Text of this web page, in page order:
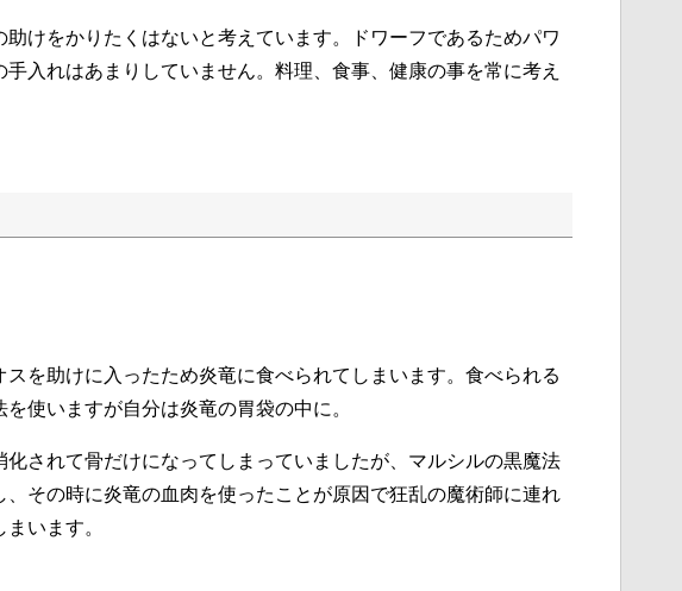
けをかりたくはないと考えています。ドワーフであるためパワ
入れはあまりしていません。料理、食事、健康の事を常に考え
を助けに入ったため炎竜に食べられてしまいます。食べられる
使いますが自分は炎竜の胃袋の中に。
されて骨だけになってしまっていましたが、マルシルの黒魔法
その時に炎竜の血肉を使ったことが原因で狂乱の魔術師に連れ
います。